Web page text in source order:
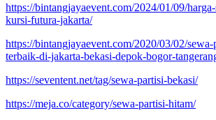
https://bintangjayaevent.com/2024/01/09/
kursi-futura-jakarta/
https://bintangjayaevent.com/2020/03/02/
terbaik-di-jakarta-bekasi-depok-bogor-
https://seventent.net/tag/sewa-partisi-bekasi/
https://meja.co/category/sewa-partisi-hitam/